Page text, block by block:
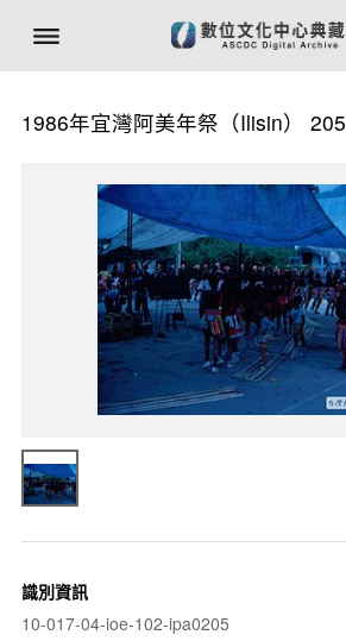
1986年宜灣阿美年祭（Ilisin） 205
識別資訊
10-017-04-ioe-102-ipa0205